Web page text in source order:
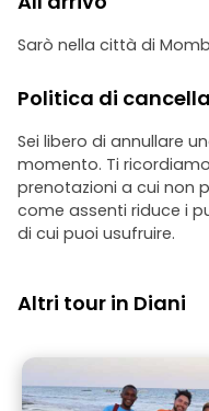
Sarò nella città di
Politica di
Sei libero di annullare
momento. Ti
prenotazioni a cui non
come assenti riduce i
di cui puoi usufruire.
Altri tour in Diani